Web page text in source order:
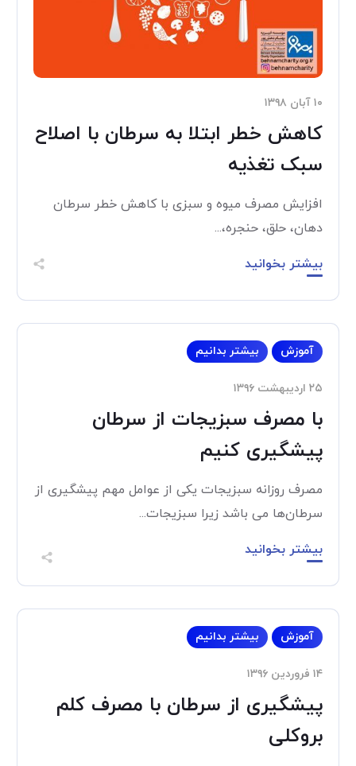
۱۰ آبان ۱۳۹۸
کاهش خطر ابتلا به سرطان با اصلاح
سبک تغذیه
افزایش مصرف میوه و سبزی با کاهش خطر سرطان
دهان، حلق، حنجره،...
بیشتر بخوانید
آموزش بیشتر بدانیم
۲۵ اردیبهشت ۱۳۹۶
با مصرف سبزیجات از سرطان
پیشگیری کنیم
مصرف روزانه سبزیجات یکی از عوامل مهم پیشگیری از
سرطان‌ها می باشد زیرا سبزیجات...
بیشتر بخوانید
آموزش بیشتر بدانیم
۱۴ فروردین ۱۳۹۶
پیشگیری از سرطان با مصرف کلم
بروکلی